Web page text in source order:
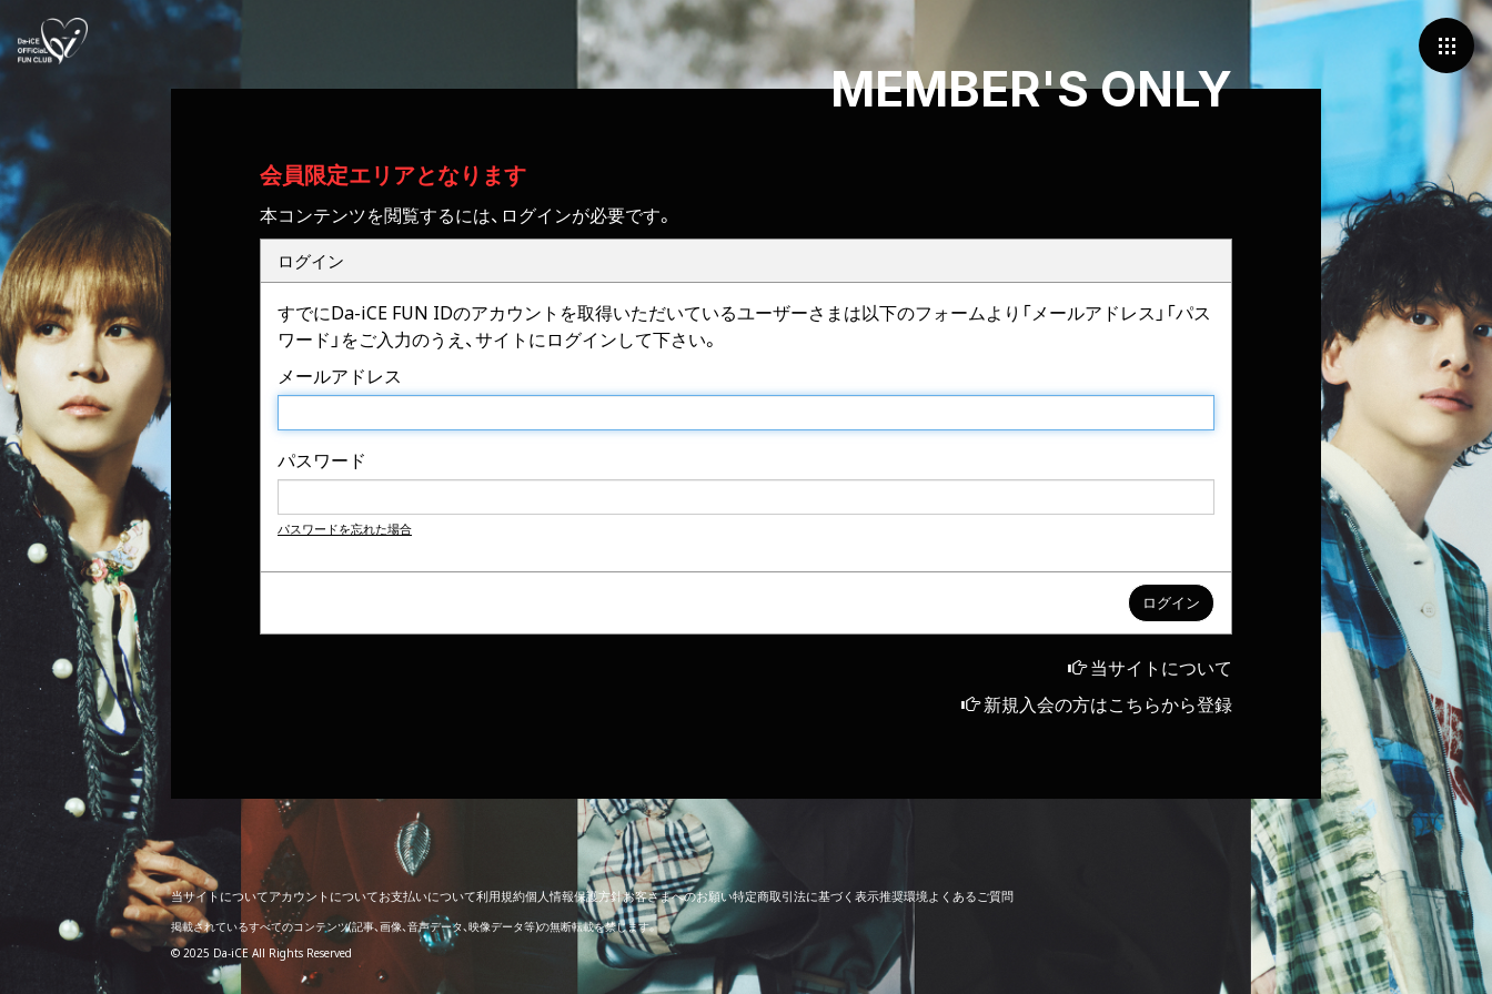
MEMBER'S ONLY
会員限定エリアとなります
本コンテンツを閲覧するには、ログインが必要です。
ログイン
すでにDa-iCE FUN IDのアカウントを取得いただいているユーザーさまは以下のフォームより「メールアドレス」「パス
ワード」をご入力のうえ、サイトにログインして下さい。
メールアドレス
パスワード
パスワードを忘れた場合
当サイトについて
新規入会の方はこちらから登録
当サイト についてアカウン ト についてお支払いについて利用規約個 人情報保護方針お客さまへのお願い特定商取引法に基づ く 表示推奨環境よ く あるご質問
掲載されているすべてのコンテンツ(記事、画像、音声データ、映像データ等)の無断転載を禁じます。
© 2025 Da-iCE All Rights Reserved